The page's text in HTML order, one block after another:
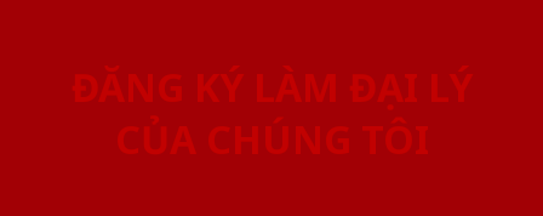
ĐĂNG KÝ LÀM ĐẠI LÝ
CỦA CHÚNG TÔI